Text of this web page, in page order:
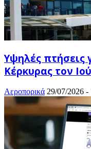
Υψηλές πτήσεις
Κέρκυρας τον
Αεροπορικά 29/07/2026